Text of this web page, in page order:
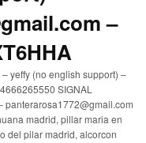
–
yeffy (no english support) –
SIGNAL
panterarosa1772@gmail.com
madrid, pillar maria en
del pilar madrid, alcorcon